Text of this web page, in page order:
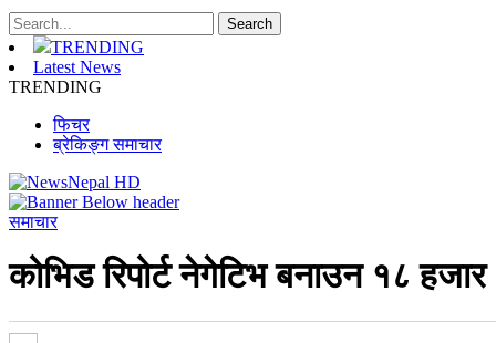
TRENDING
Latest News
TRENDING
फिचर
ब्रेकिङ्ग समाचार
समाचार
कोभिड रिपोर्ट नेगेटिभ बनाउन १८